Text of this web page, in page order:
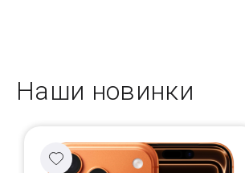
Наши новинки